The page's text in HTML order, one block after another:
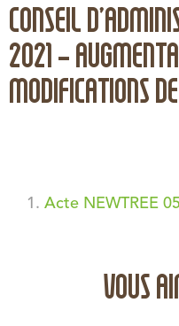
CONSEIL
2021 –
MODIFICATIONS
Acte NEWTREE
VOUS